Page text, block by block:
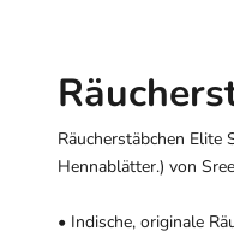
Räucherstäbchen
Hennablätter.) von
• Indische, originale